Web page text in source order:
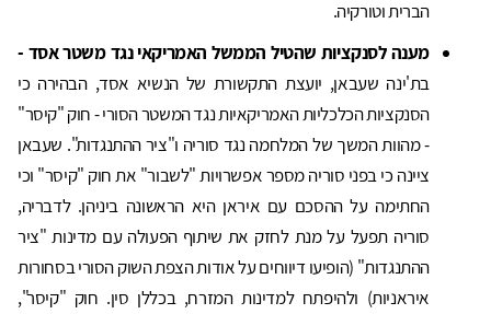
הברית וטורקיה.
מענה לסנקציות שהטיל הממשל האמריקאי נגד משטר אסד -
בת'ינה שעבאן, יועצת התקשורת של הנשיא אסד, הבהירה כי
הסנקציות הכלכליות האמריקאיות נגד המשטר הסורי - חוק "קיסר"
- מהוות המשך של המלחמה נגד סוריה ו"ציר ההתנגדות". שעבאן
ציינה כי בפני סוריה מספר אפשרויות "לשבור" את חוק "קיסר" וכי
החתימה על ההסכם עם איראן היא הראשונה ביניהן. לדבריה,
סוריה תפעל על מנת לחזק את שיתוף הפעולה עם מדינות "ציר
ההתנגדות" (הופיעו דיווחים על אודות הצפת השוק הסורי בסחורות
איראניות) ולהיפתח למדינות המזרח, בכללן סין. חוק "קיסר",